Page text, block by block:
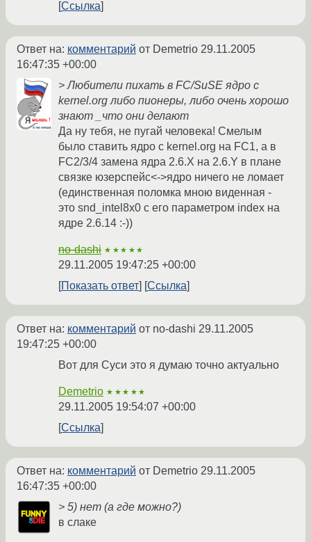
Ссылка
Ответ на: комментарий от Demetrio 29.11.2005
16:47:35 +00:00
> Любители пихать в FC/SuSE ядро с
kernel.org либо пионеры, либо очень хорошо
знают _что они делают
Да ну тебя, не пугай человека! Смелым
было ставить ядро с kernel.org на FC1, а в
FC2/3/4 замена ядра 2.6.X на 2.6.Y в плане
связке юзерспейс<->ядро ничего не ломает
(единственная поломка мною виденная -
это snd_intel8x0 с его параметром index на
ядре 2.6.14 :-))
no-dashi ★★★★★
29.11.2005 19:47:25 +00:00
Показать ответ
Ссылка
Ответ на: комментарий от no-dashi 29.11.2005
19:47:25 +00:00
Вот для Суси это я думаю точно актуально
Demetrio ★★★★★
29.11.2005 19:54:07 +00:00
Ссылка
Ответ на: комментарий от Demetrio 29.11.2005
16:47:35 +00:00
> 5) нет (а где можно?)
в слаке